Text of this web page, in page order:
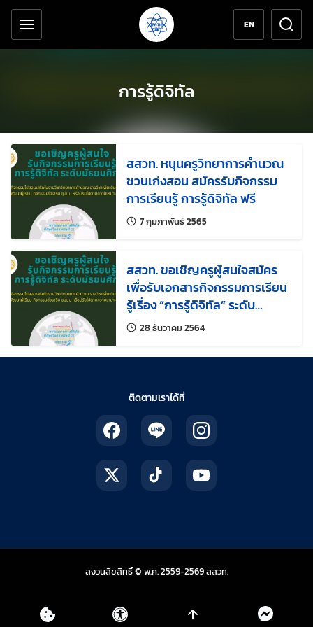
ข้ามไปยังเนื้อหาหลัก
เครื่องมือช่วยเหลือ
EN
การรู้ดิจิทัล
สสวท. หนุนครูวิทยาการคำนวณ
ชวนเก่งสอน สมัครรับกิจกรรม
การเรียนรู้ การรู้ดิจิทัล ฟรี
7 กุมภาพันธ์ 2565แก้ไขล่าสุดเมื่อ:
สสวท. ขอเชิญครูผู้สนใจสมัคร
เพื่อรับเอกสารกิจกรรมการเรียน
รู้เรื่อง “การรู้ดิจิทัล” ระดับ
มัธยมศึกษา
28 ธันวาคม 2564แก้ไขล่าสุดเมื่อ:
ติดตามเราได้ที่
สงวนลิขสิทธิ์ © พ.ศ. 2559-2569สสวท.สถาบันส่งเสริมการสอ